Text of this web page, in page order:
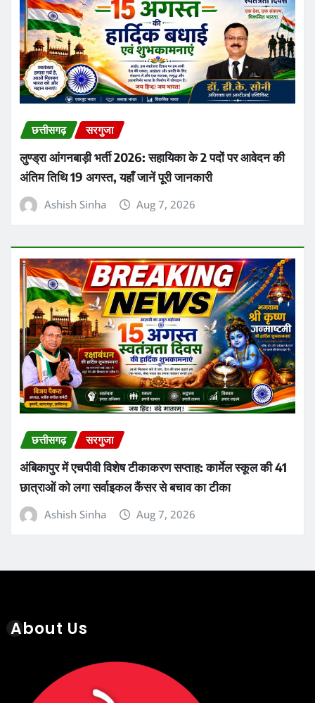
छत्तीसगढ़ सरगुजा
लुण्ड्रा आंगनबाड़ी भर्ती 2026: सहायिका के 2 पदों पर आवेदन की
अंतिम तिथि 19 अगस्त, यहाँ जानें पूरी जानकारी
Ashish Sinha Aug 7, 2026
छत्तीसगढ़ सरगुजा
अंबिकापुर में एचपीवी विशेष टीकाकरण सप्ताह: कार्मेल स्कूल की 41
छात्राओं को लगा सर्वाइकल कैंसर से बचाव का टीका
Ashish Sinha Aug 7, 2026
About Us